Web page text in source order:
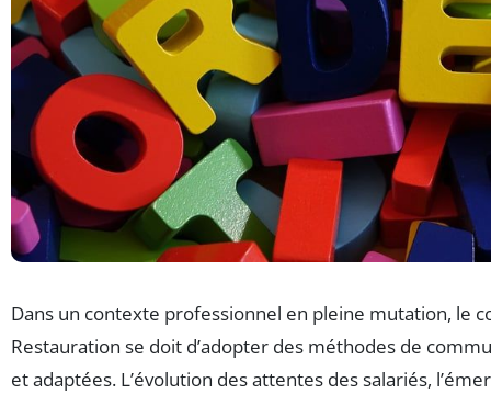
Dans un contexte professionnel en pleine mutation, le
Restauration se doit d’adopter des méthodes de
et adaptées. L’évolution des attentes des salariés,